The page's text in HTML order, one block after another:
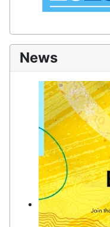
Il più importante
News